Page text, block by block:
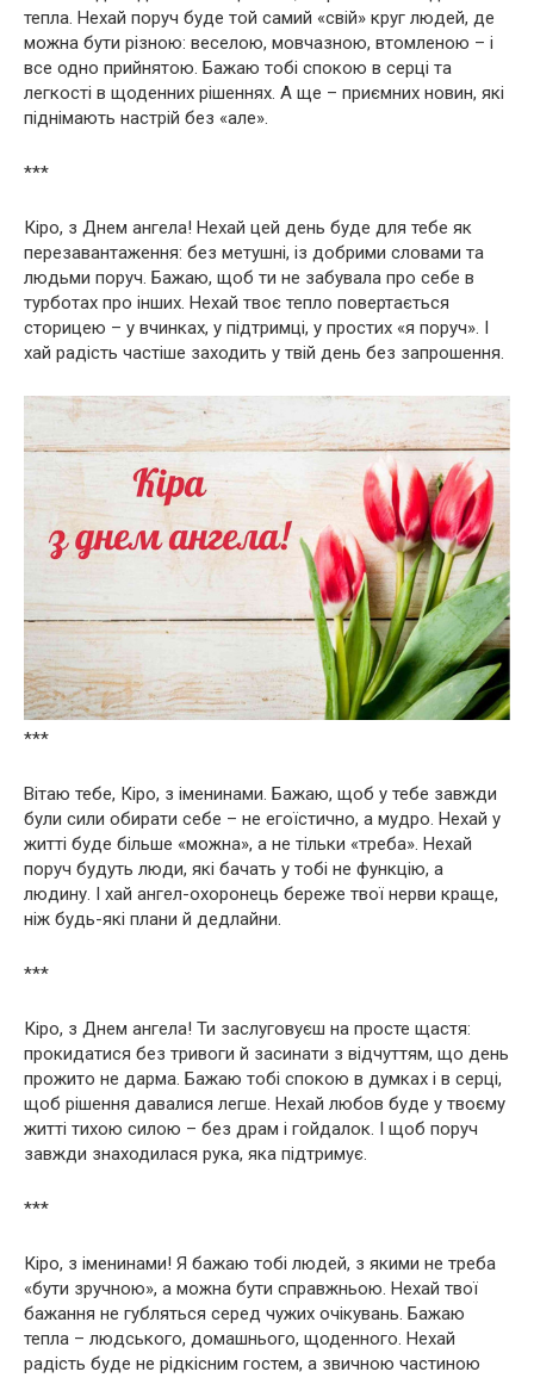
тепла. Нехай поруч буде той самий «свій» круг людей, де
можна бути різною: веселою, мовчазною, втомленою – і
все одно прийнятою. Бажаю тобі спокою в серці та
легкості в щоденних рішеннях. А ще – приємних новин, які
піднімають настрій без «але».
***
Кіро, з Днем ангела! Нехай цей день буде для тебе як
перезавантаження: без метушні, із добрими словами та
людьми поруч. Бажаю, щоб ти не забувала про себе в
турботах про інших. Нехай твоє тепло повертається
сторицею – у вчинках, у підтримці, у простих «я поруч». І
хай радість частіше заходить у твій день без запрошення.
***
Вітаю тебе, Кіро, з іменинами. Бажаю, щоб у тебе завжди
були сили обирати себе – не егоїстично, а мудро. Нехай у
житті буде більше «можна», а не тільки «треба». Нехай
поруч будуть люди, які бачать у тобі не функцію, а
людину. І хай ангел-охоронець береже твої нерви краще,
ніж будь-які плани й дедлайни.
***
Кіро, з Днем ангела! Ти заслуговуєш на просте щастя:
прокидатися без тривоги й засинати з відчуттям, що день
прожито не дарма. Бажаю тобі спокою в думках і в серці,
щоб рішення давалися легше. Нехай любов буде у твоєму
житті тихою силою – без драм і гойдалок. І щоб поруч
завжди знаходилася рука, яка підтримує.
***
Кіро, з іменинами! Я бажаю тобі людей, з якими не треба
«бути зручною», а можна бути справжньою. Нехай твої
бажання не губляться серед чужих очікувань. Бажаю
тепла – людського, домашнього, щоденного. Нехай
радість буде не рідкісним гостем, а звичною частиною